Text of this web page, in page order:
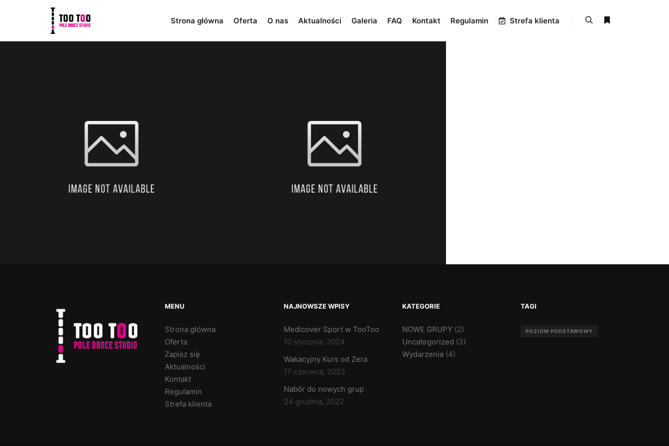
Strona główna Oferta O nas Aktualności Galeria FAQ Kontakt Regulamin Strefa klienta
MENU
Strona główna
Oferta
Zapisz się
Aktualności
Kontakt
Regulamin
Strefa klienta
NAJNOWSZE WPISY
Medicover Sport w TooToo
10 stycznia, 2024
Wakacyjny Kurs od Zera
17 czerwca, 2023
Nabór do nowych grup
24 grudnia, 2022
KATEGORIE
NOWE GRUPY (2)
Uncategorized (3)
Wydarzenia (4)
TAGI
POZIOM PODSTAWOWY